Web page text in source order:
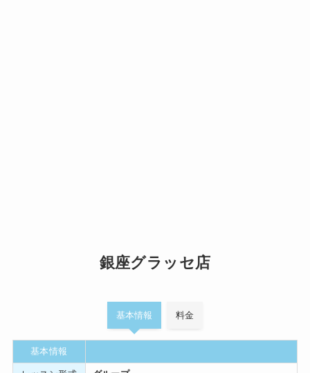
銀座グラッセ店
基本情報 料金
基本情報